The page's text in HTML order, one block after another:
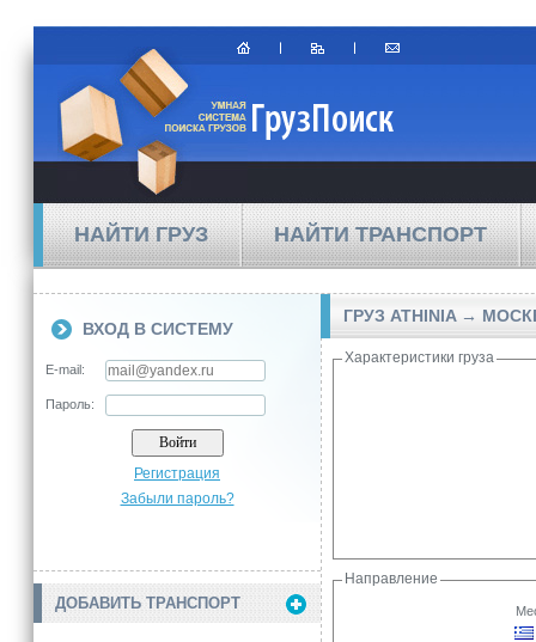
НАЙТИ ГРУЗ НАЙТИ ТРАНСПОРТ
ВХОД В СИСТЕМУ
E-mail:
Пароль:
Регистрация
Забыли пароль?
ДОБАВИТЬ ТРАНСПОРТ
ГРУЗ ATHINIA →
Характеристики груза
Направление